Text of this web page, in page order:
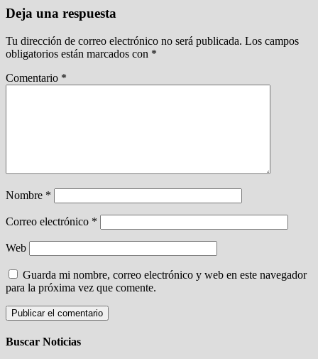
Deja una respuesta
Tu dirección de correo electrónico no será publicada. Los campos
obligatorios están marcados con *
Comentario *
Nombre *
Correo electrónico *
Web
Guarda mi nombre, correo electrónico y web en este navegador
para la próxima vez que comente.
Buscar Noticias